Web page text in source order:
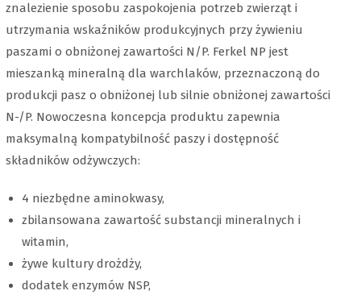
znalezienie sposobu zaspokojenia potrzeb zwierząt i
utrzymania wskaźników produkcyjnych przy żywieniu
paszami o obniżonej zawartości N/P. Ferkel NP jest
mieszanką mineralną dla warchlaków, przeznaczoną do
produkcji pasz o obniżonej lub silnie obniżonej zawartości
N-/P. Nowoczesna koncepcja produktu zapewnia
maksymalną kompatybilność paszy i dostępność
składników odżywczych:
4 niezbędne aminokwasy,
zbilansowana zawartość substancji mineralnych i
witamin,
żywe kultury drożdży,
dodatek enzymów NSP,